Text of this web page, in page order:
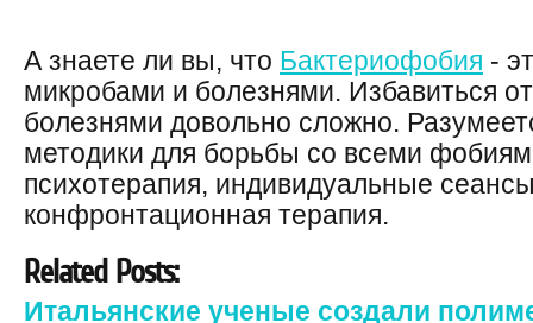
А знаете ли вы, что Бактериофобия -
микробами и болезнями. Избавиться
болезнями довольно сложно.
методики для борьбы со всеми
психотерапия, индивидуальные
конфронтационная терапия.
Related Posts:
Итальянские ученые создали